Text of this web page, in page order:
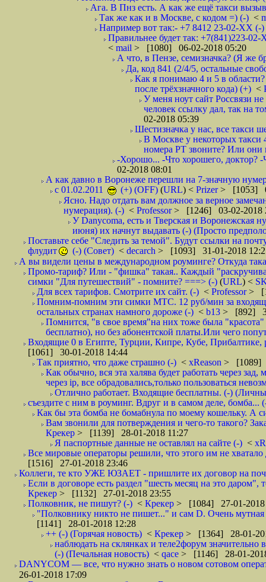
Ага. В Пнз есть. А как же ещё такси
Так же как и в Москве, с кодом =) (-) <
Например вот так:- +7 8412 23-02-ХХ (-
Правильнее будет так: +7(841)223-
< mail > [1080] 06-02-2018 05:20
А что, в Пензе, семизначка? (Я же
Да, код 841 (2/4/5, остальные
Как я понимаю 4 и 5 в
после трёхзначного кода) (+) <
У меня ноут сайт Россвязи
человек ссылку дал, так на
02-2018 05:39
Шестизначка у нас, все такси
В Москве у некоторых такси
номера РТ звоните? Или они
-Хорошо... -Что хорошего, доктор?
02-2018 08:01
А как давно в Воронеже перешли на 7-значную
с 01.02.2011
(+) (OFF) (URL) < Prizer> [1053]
Ясно. Надо отдать вам должное за верное
нумерация). (-) < Professor> [1246] 03-02-2018
У Danycoma, есть и Тверская и Воронежская
июня) их начнут выдавать (-) (Просто
Поставьте себе "Следить за темой". Будут ссылки на
флудит
(-) (Совет) < decarch > [1093] 31-01-2018
А вы видели цены в международном роуминге? Откуда
Промо-тариф? Или - "фишка" такая.. Каждый
симки "Для путешествий" - помните? ===> (-) (URL) <
Для всех тарифов. Смотрите их сайт. (-) < Professor>
Помним-помним эти симки МТС. 12 руб/мин за
остальных странах намного дороже (-) < b13 > [892]
Помнится, "в свое время"на них тоже была
бесплатно), но без абонентской платы.Или чего
Входящие 0 в Египте, Турции, Кипре, Кубе,
[1061] 30-01-2018 14:44
Так приятно, что даже страшно (-) < xReason > [1089]
Как обычно, вся эта халява будет работать через
через ip, все обрадовались,только пользоваться
Отлично работает. Входящие бесплатны. (-)
съездите с ним в роуминг. Вдруг и в самом деле, бомба...
Как бы эта бомба не бомабнула по моему кошельку. А
Вам звонили для потверждения и чего-то такого?
Крекер > [1139] 28-01-2018 11:27
Я паспортные данные не оставлял на сайте (-) <
Все мировые операторы решили, что этого им не
[1516] 27-01-2018 23:46
Коллеги, те кто УЖЕ ЮЗАЕТ - пришлите их договор на
Если в договоре есть раздел "шесть месяц на это даром",
Крекер > [1132] 27-01-2018 23:55
Полковник, не пишут? (-) < Крекер > [1084] 27-01-2018
"Полковнику никто не пишет..." и сам D. Очень
[1141] 28-01-2018 12:28
++ (-) (Горячая новость) < Крекер > [1364] 28-01-
наблюдать на склянках и теле2форум
(-) (Печальная новость) < qace > [1146] 28-01-
DANYCOM — все, что нужно знать о новом сотовом
26-01-2018 17:09